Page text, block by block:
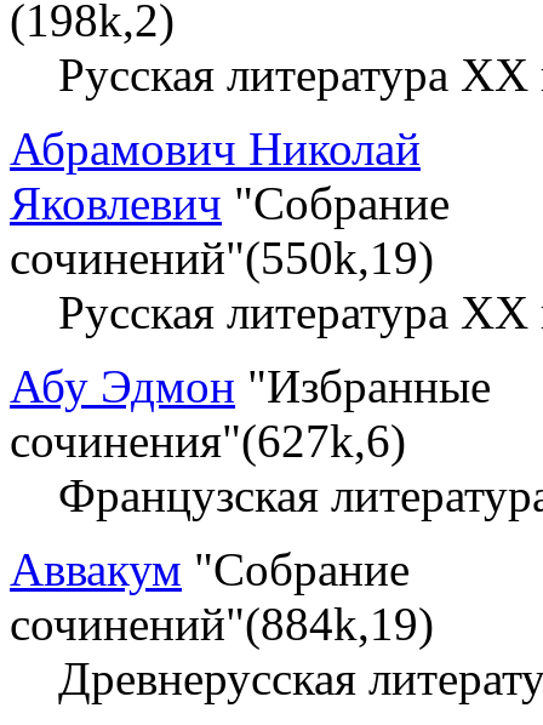
(198k,2)
Русская литература XX
Абрамович Николай
Яковлевич "Собрание
сочинений"(550k,19)
Русская литература XX
Абу Эдмон "Избранные
сочинения"(627k,6)
Французская
Аввакум "Собрание
сочинений"(884k,19)
Древнерусская